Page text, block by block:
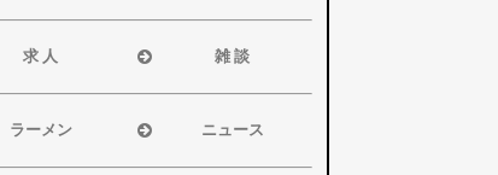
磐田市
袋井市
掛川市
その他エリア
浜松市
磐田市・袋井
求 人
浜松市
磐田市
雑 談
浜松市
磐田市
ラーメン
浜松市
ニュース
浜松市・磐田市